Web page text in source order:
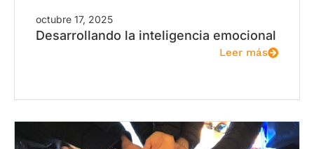
octubre 17, 2025
Desarrollando la inteligencia emocional
Leer más